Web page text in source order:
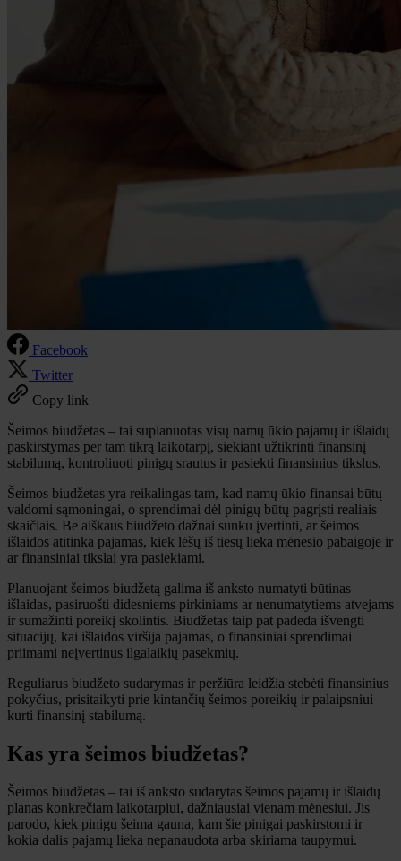
Facebook
Twitter
Copy link
Šeimos biudžetas – tai suplanuotas visų namų ūkio pajamų ir išlaidų
paskirstymas per tam tikrą laikotarpį, siekiant užtikrinti finansinį
stabilumą, kontroliuoti pinigų srautus ir pasiekti finansinius tikslus.
Šeimos biudžetas yra reikalingas tam, kad namų ūkio finansai būtų
valdomi sąmoningai, o sprendimai dėl pinigų būtų pagrįsti realiais
skaičiais. Be aiškaus biudžeto dažnai sunku įvertinti, ar šeimos
išlaidos atitinka pajamas, kiek lėšų iš tiesų lieka mėnesio pabaigoje ir
ar finansiniai tikslai yra pasiekiami.
Planuojant šeimos biudžetą galima iš anksto numatyti būtinas
išlaidas, pasiruošti didesniems pirkiniams ar nenumatytiems atvejams
ir sumažinti poreikį skolintis. Biudžetas taip pat padeda išvengti
situacijų, kai išlaidos viršija pajamas, o finansiniai sprendimai
priimami neįvertinus ilgalaikių pasekmių.
Reguliarus biudžeto sudarymas ir peržiūra leidžia stebėti finansinius
pokyčius, prisitaikyti prie kintančių šeimos poreikių ir palaipsniui
kurti finansinį stabilumą.
Kas yra šeimos biudžetas?
Šeimos biudžetas – tai iš anksto sudarytas šeimos pajamų ir išlaidų
planas konkrečiam laikotarpiui, dažniausiai vienam mėnesiui. Jis
parodo, kiek pinigų šeima gauna, kam šie pinigai paskirstomi ir
kokia dalis pajamų lieka nepanaudota arba skiriama taupymui.